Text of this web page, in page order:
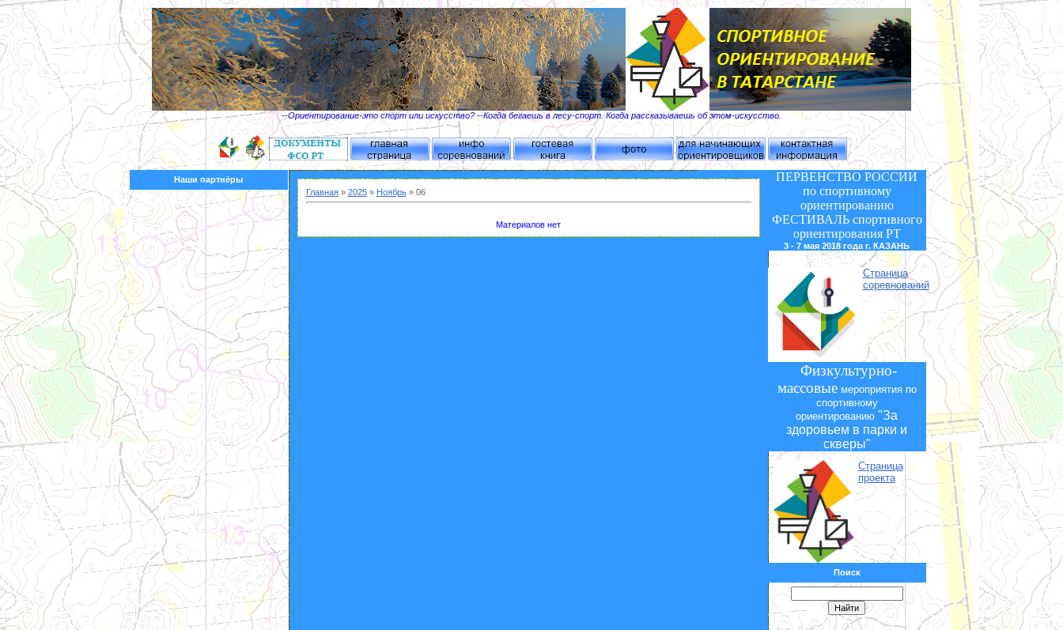
--Ориентирование-это спорт или искусство? --Когда бегаешь в лесу-спорт. Когда рассказываешь об этом-искусство.
Наши партнёры
Главная» 2025 » Ноябрь » 06
Материалов нет
ПЕРВЕНСТВО РОССИИ
по спортивному
ориентированию
ФЕСТИВАЛЬ спортивного
ориентирования РТ
3 - 7 мая 2018 года г. КАЗАНЬ
Страница
соревнований
Физкультурно-
массовыемероприятия по
спортивному
ориентированию "За
здоровьем в парки и
скверы"
Страница
проекта
Поиск